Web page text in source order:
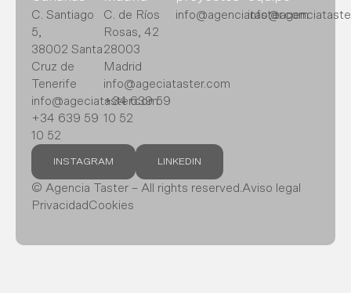
C. Santiago
5,
38002 Santa
Cruz de
Tenerife
info@ageciataster.com
+34 639 59
10 52
C. de Ríos
Rosas, 42
28003
Madrid
info@ageciataster.com
+34 639 59
10 52
info@agenciataster.com
INSTAGRAM LINKEDIN
© Agencia Taster – All rights reserved. Aviso legal
PrivacidadCookies